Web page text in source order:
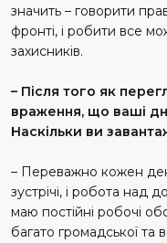
значить – говорити
фронті, і робити все
захисників.
– Після того як
враження, що ваші
Наскільки ви
– Переважно кожен
зустрічі, і робота
маю постійні робочі
багато громадської та